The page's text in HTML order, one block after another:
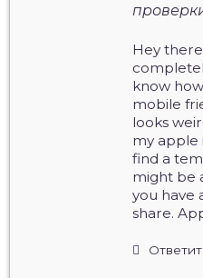
Hey
know
mobile
looks
my apple
find a
might be
you have
share.